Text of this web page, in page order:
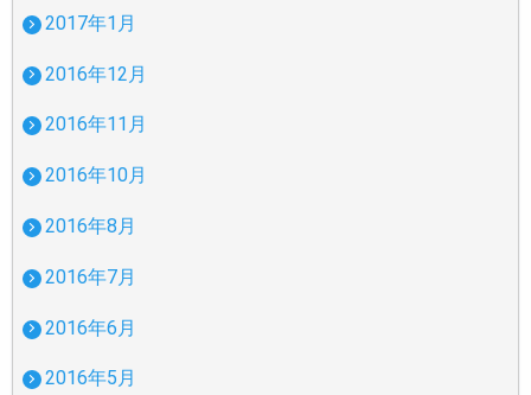
2017年1月
2016年12月
2016年11月
2016年10月
2016年8月
2016年7月
2016年6月
2016年5月